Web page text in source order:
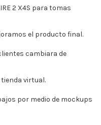
2 X4S para tomas
el producto final.
cambiara de
virtual.
por medio de mockups